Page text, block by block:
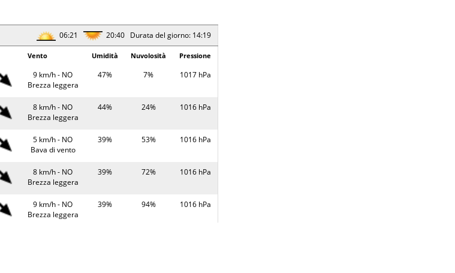
11 km/h - S
Brezza leggera
1015 hPa
Vento
10 km/h - S
60% 1016 hPa
6 km/h - SO
Bava di vento
62% 1017 hPa
10 km/h - SO
38% 1017 hPa
4 km/h - O
48% 1016 hPa
06:21 20:40 Durata del giorno: 14:19
Vento Umidità Nuvolosità Pressione
9 km/h - NO
Brezza leggera
47% 7% 1017 hPa
8 km/h - NO
Brezza leggera
44% 24% 1016 hPa
5 km/h - NO
Bava di vento
39% 53% 1016 hPa
8 km/h - NO
Brezza leggera
39% 72% 1016 hPa
9 km/h - NO
Brezza leggera
39% 94% 1016 hPa